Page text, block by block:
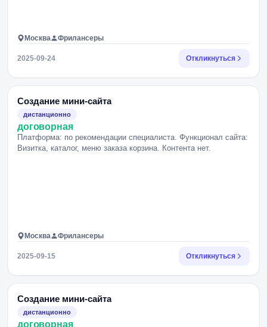
Москва Фрилансеры
2025-09-24 Откликнуться
Создание мини-сайта
дистанционно
договорная
Платформа: по рекомендации специалиста. Функционал сайта:
Визитка, каталог, меню заказа корзина. Контента нет.
Москва Фрилансеры
2025-09-15 Откликнуться
Создание мини-сайта
дистанционно
договорная